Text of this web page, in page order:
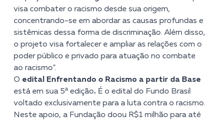
visa combater o racismo desde sua origem,
concentrando-se em abordar as causas profundas e
sistêmicas dessa forma de discriminação. Além disso,
o projeto visa fortalecer e ampliar as relações com o
poder público e privado para atuação no combate
ao racismo”.
O edital Enfrentando o Racismo a partir da Base
está em sua 5ª edição. É o edital do Fundo Brasil
voltado exclusivamente para a luta contra o racismo.
Neste apoio, a Fundação doou R$1 milhão para até